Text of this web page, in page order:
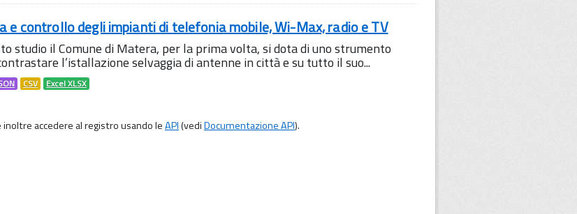
e controllo degli impianti di telefonia mobile, Wi-Max, radio e TV
studio il Comune di Matera, per la prima volta, si dota di uno strumento
l’istallazione selvaggia di antenne in città e su tutto il suo...
CSV Excel XLSX
inoltre accedere al registro usando leAPI(vediDocumentazione API).